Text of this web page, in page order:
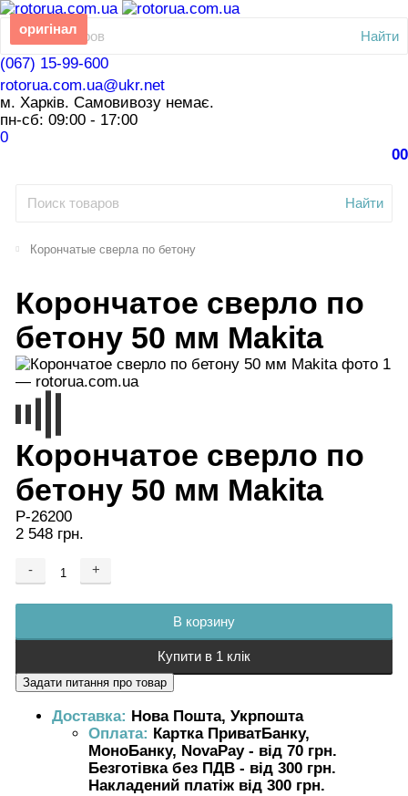
Найти
(067) 15-99-600
rotorua.com.ua@ukr.net
м. Харків. Самовивозу немає.
пн-сб: 09:00 - 17:00
0
00
Найти
Корончатые сверла по бетону
Корончатое сверло по
бетону 50 мм Makita
оригінал
Корончатое сверло по
бетону 50 мм Makita
P-26200
2 548 грн.
- +
В корзину
Купити в 1 клік
Доставка: Нова Пошта, Укрпошта
Оплата: Картка ПриватБанку,
МоноБанку, NovaPay - від 70 грн.
Безготівка без ПДВ - від 300 грн.
Накладений платіж від 300 грн.